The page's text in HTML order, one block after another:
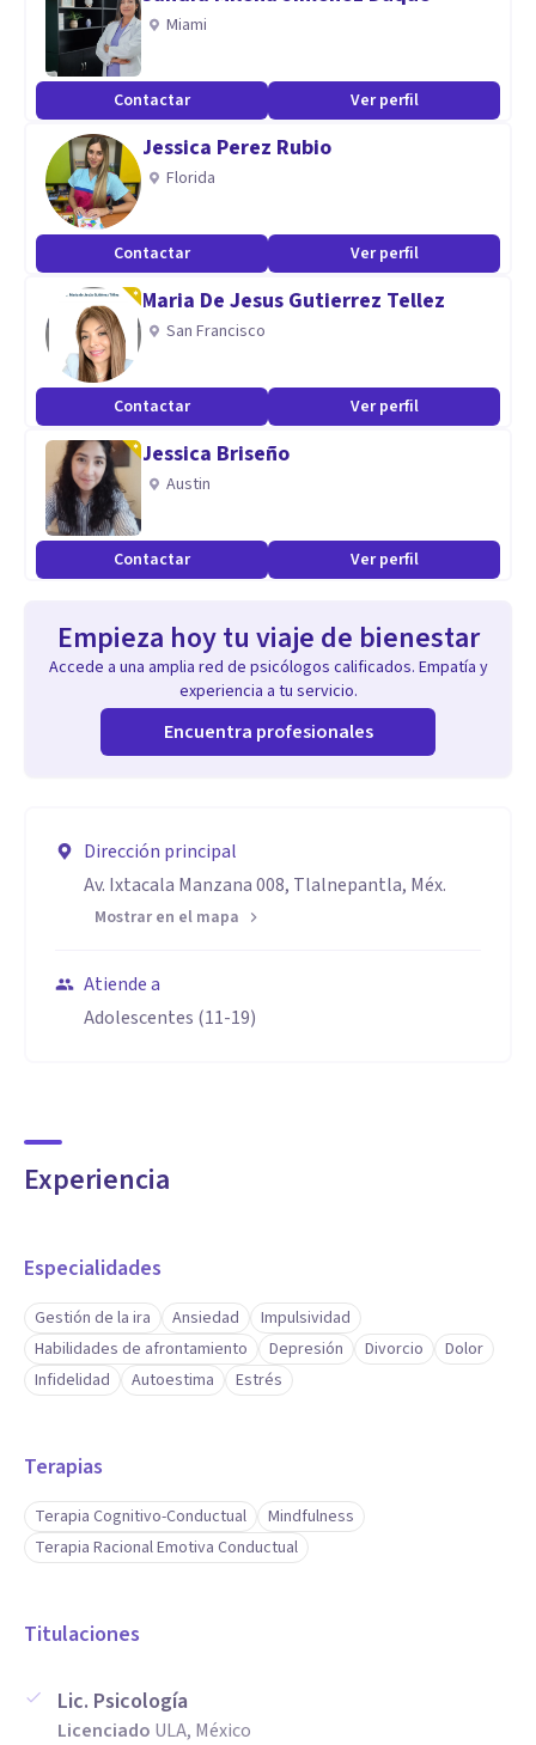
Miami
Contactar Ver perfil
Jessica Perez Rubio
Florida
Contactar Ver perfil
Maria De Jesus Gutierrez Tellez
San Francisco
Contactar Ver perfil
Jessica Briseño
Austin
Contactar Ver perfil
Empieza hoy tu viaje de bienestar
Accede a una amplia red de psicólogos calificados. Empatía y
experiencia a tu servicio.
Encuentra profesionales
Dirección principal
Av. Ixtacala Manzana 008, Tlalnepantla, Méx.
Mostrar en el mapa
Atiende a
Adolescentes (11-19)
Experiencia
Especialidades
Gestión de la ira Ansiedad
Impulsividad
Habilidades de afrontamiento
Depresión Divorcio
Dolor
Infidelidad
Autoestima Estrés
Terapias
Terapia Cognitivo-Conductual
Mindfulness
Terapia Racional Emotiva Conductual
Titulaciones
Lic. Psicología
Licenciado ULA, México